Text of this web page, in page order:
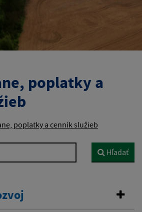
poplatky a
poplatky a cenník služieb
Hľadať